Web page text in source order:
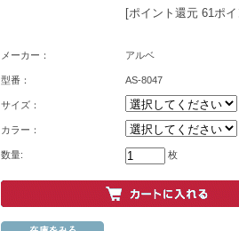
[ポイント還元 61ポ
メーカー： アルベ
型番： AS-8047
サイズ：
カラー：
数量: 枚